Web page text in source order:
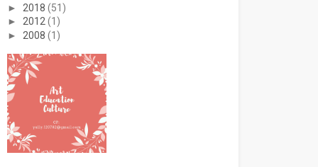
► 2018 (51)
► 2012 (1)
► 2008 (1)